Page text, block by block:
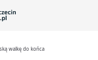
walkę do końca